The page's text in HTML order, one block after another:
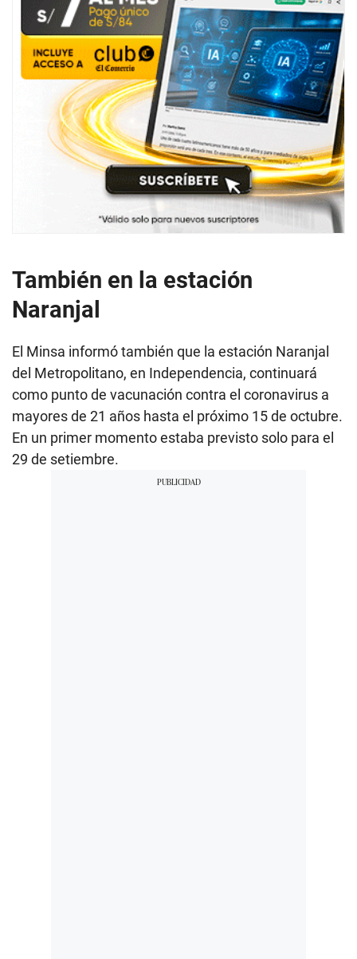
También en la estación
Naranjal
El Minsa informó también que la estación Naranjal
del Metropolitano, en Independencia, continuará
como punto de vacunación contra el coronavirus a
mayores de 21 años hasta el próximo 15 de octubre.
En un primer momento estaba previsto solo para el
29 de setiembre.